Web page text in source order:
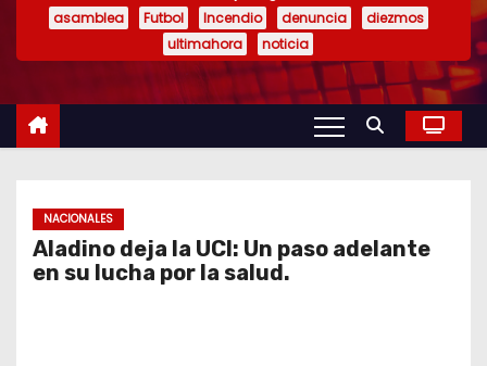
asamblea Futbol Incendio denuncia
diezmos
ultimahora
noticia
NACIONALES
Aladino deja la UCI: Un paso adelante
en su lucha por la salud.